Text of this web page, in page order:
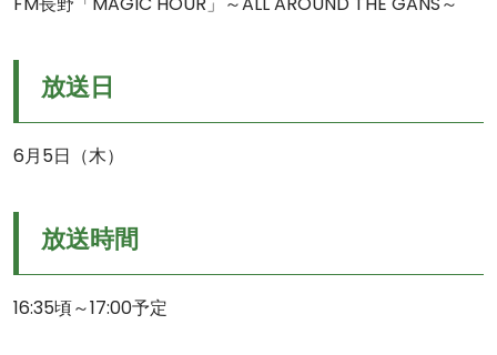
放送日
6月5日（木）
放送時間
16:35頃～17:00予定